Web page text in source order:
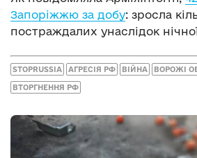
Запоріжжю за добу: зросла
постраждалих унаслідок
STOPRUSSIA АГРЕСІЯ РФ ВІЙНА ВОРОЖІ
ВТОРГНЕННЯ РФ